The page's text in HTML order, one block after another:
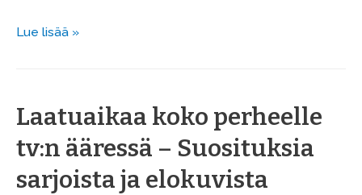
Kissojen
–
kissaterapiaa
Lue lisää »
Laatuaikaa koko perheelle
tv:n ääressä – Suosituksia
sarjoista ja elokuvista